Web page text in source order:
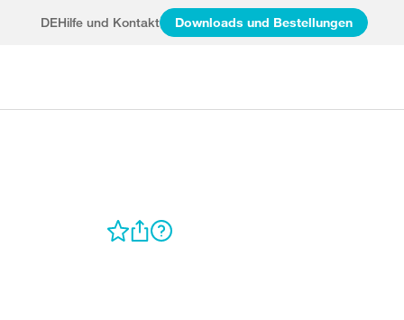
DEHilfe und Kontakt Downloads und Bestellungen